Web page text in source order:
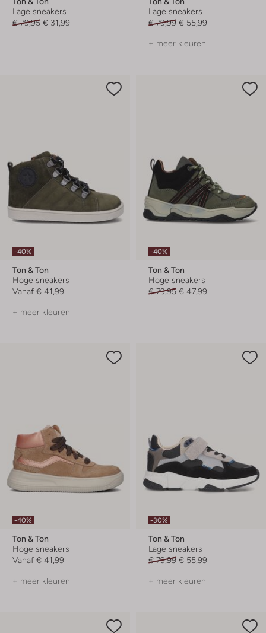
Lage sneakers
€ 79,95 € 31,99
Lage sneakers
€ 79,99 € 55,99
+ meer kleuren
-40%
Ton & Ton
Hoge sneakers
Vanaf € 41,99
+ meer kleuren
-40%
Ton & Ton
Hoge sneakers
€ 79,95 € 47,99
-40%
Ton & Ton
Hoge sneakers
Vanaf € 41,99
+ meer kleuren
-30%
Ton & Ton
Lage sneakers
€ 79,99 € 55,99
+ meer kleuren